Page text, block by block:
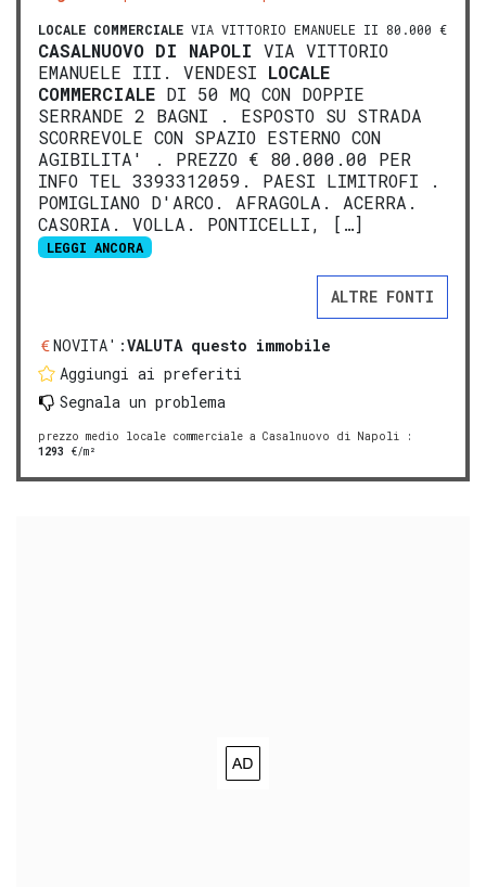
LOCALE COMMERCIALE VIA VITTORIO EMANUELE II 80.000 €
CASALNUOVO DI NAPOLI VIA VITTORIO
EMANUELE III. VENDESI LOCALE
COMMERCIALE DI 50 MQ CON DOPPIE
SERRANDE 2 BAGNI . ESPOSTO SU STRADA
SCORREVOLE CON SPAZIO ESTERNO CON
AGIBILITA' . PREZZO € 80.000.00 PER
INFO TEL 3393312059. PAESI LIMITROFI .
POMIGLIANO D'ARCO. AFRAGOLA. ACERRA.
CASORIA. VOLLA. PONTICELLI, […]
LEGGI ANCORA
ALTRE FONTI
NOVITA':VALUTA questo immobile
Aggiungi ai preferiti
Segnala un problema
prezzo medio locale commerciale a Casalnuovo di Napoli :
1293 €/m²